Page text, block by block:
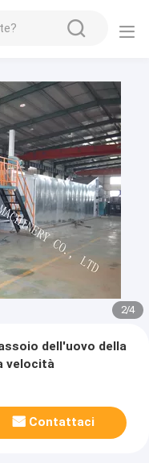
3/4
dell'uovo della
velocità
Contattaci